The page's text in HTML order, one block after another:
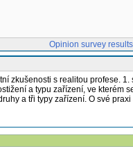
Opinion survey results
zkušenosti s realitou profese. 1.
a typu zařízení, ve kterém
a tři typy zařízení. O své